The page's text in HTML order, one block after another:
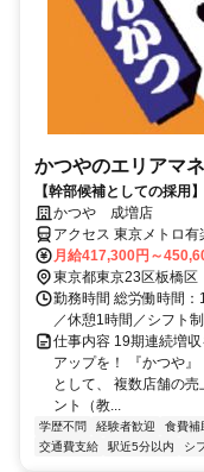
かつやのエリアマ
【幹部候補としての採用
度と定期昇給あり／プラ
経営基盤
かつや 成増店
アクセス 東京メトロ
線 成増南口徒歩約2分
下鉄赤塚1番口徒歩約19
月給417,300円～
東京都東京23区板橋区
勤務時間 総労働時間
／休憩1時間／シフト
仕事内容 19期連続増
アップを！ 『かつや
として、 複数店舗の
ント（教...
学歴不問 経験者歓迎 食費補
交通費支給
駅近5分以内 シ